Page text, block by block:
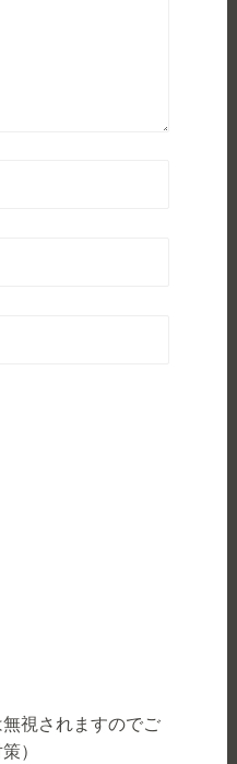
視されますのでご
）